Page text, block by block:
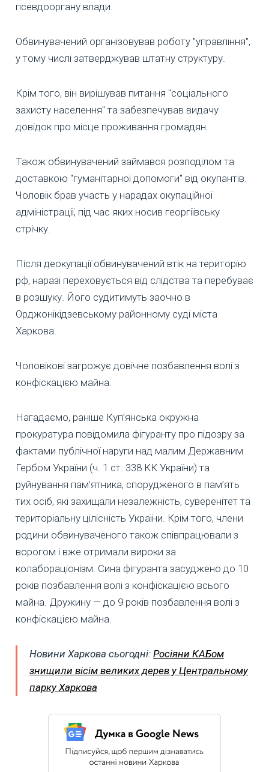
псевдооргану влади.
Обвинувачений організовував роботу "управління",
у тому числі затверджував штатну структуру.
Крім того, він вирішував питання "соціального
захисту населення" та забезпечував видачу
довідок про місце проживання громадян.
Також обвинувачений займався розподілом та
доставкою "гуманітарної допомоги" від окупантів.
Чоловік брав участь у нарадах окупаційної
адміністрації, під час яких носив георгіївську
стрічку.
Після деокупації обвинувачений втік на територію
рф, наразі переховується від слідства та перебуває
в розшуку. Його судитимуть заочно в
Орджонікідзевському районному суді міста
Харкова.
Чоловікові загрожує довічне позбавлення волі з
конфіскацією майна.
Нагадаємо, раніше Куп’янська окружна
прокуратура повідомила фігуранту про підозру за
фактами публічної наруги над малим Державним
Гербом України (ч. 1 ст. 338 КК України) та
руйнування пам’ятника, спорудженого в пам’ять
тих осіб, які захищали незалежність, суверенітет та
територіальну цілісність України. Крім того, члени
родини обвинуваченого також співпрацювали з
ворогом і вже отримали вироки за
колабораціонізм. Сина фігуранта засуджено до 10
років позбавлення волі з конфіскацією всього
майна. Дружину — до 9 років позбавлення волі з
конфіскацією майна.
Новини Харкова сьогодні: Росіяни КАБом
знищили вісім великих дерев у Центральному
парку Харкова